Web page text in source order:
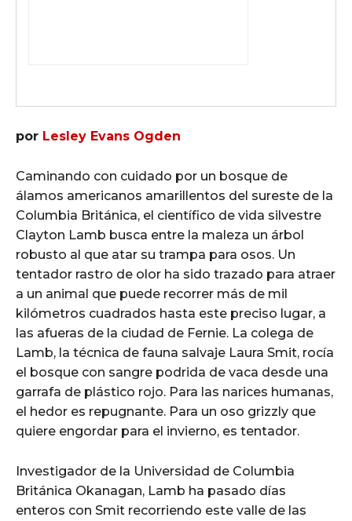
por Lesley Evans Ogden
Caminando con cuidado por un bosque de
álamos americanos amarillentos del sureste de la
Columbia Británica, el científico de vida silvestre
Clayton Lamb busca entre la maleza un árbol
robusto al que atar su trampa para osos. Un
tentador rastro de olor ha sido trazado para atraer
a un animal que puede recorrer más de mil
kilómetros cuadrados hasta este preciso lugar, a
las afueras de la ciudad de Fernie. La colega de
Lamb, la técnica de fauna salvaje Laura Smit, rocía
el bosque con sangre podrida de vaca desde una
garrafa de plástico rojo. Para las narices humanas,
el hedor es repugnante. Para un oso grizzly que
quiere engordar para el invierno, es tentador.
Investigador de la Universidad de Columbia
Británica Okanagan, Lamb ha pasado días
enteros con Smit recorriendo este valle de las